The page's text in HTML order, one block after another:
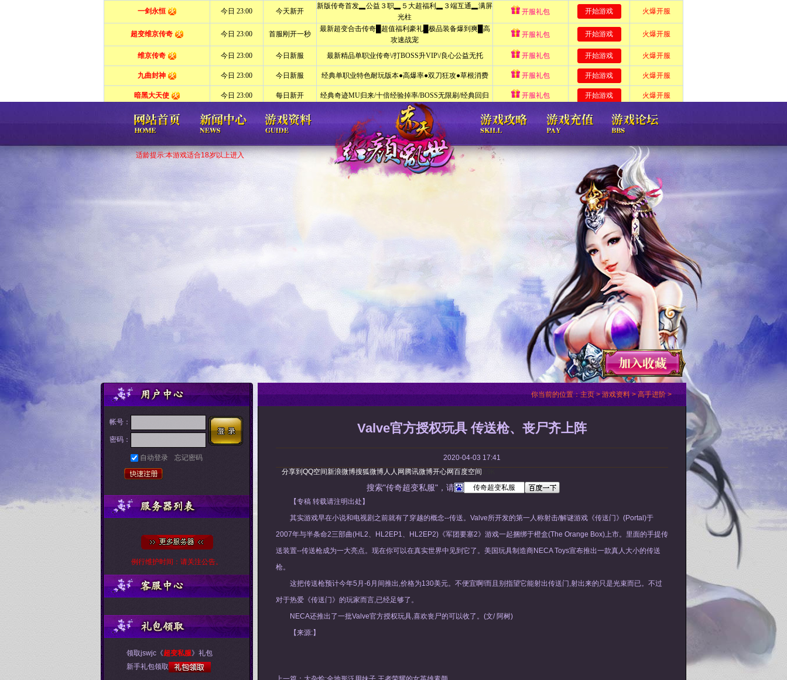
适龄提示:本游戏适合18岁以上进入
你当前的位置：主页>游戏资料>高手进阶>
Valve官方授权玩具 传送枪、丧尸齐上阵
2020-04-03 17:41
分享到 QQ空间新浪微博搜狐微博人人网 腾讯微博开心网百度空间
搜索"传奇超变私服"，请
【专稿 转载请注明出处】
其实游戏早在小说和电视剧之前就有了穿越的概念--传送。Valve所开发的第一人称射击/解谜游戏《传送门》(Portal)于
2007年与半条命2三部曲(HL2、HL2EP1、HL2EP2)《军团要塞2》游戏一起捆绑于橙盒(The Orange Box)上市。里面的手提传
送装置--传送枪成为一大亮点。现在你可以在真实世界中见到它了。美国玩具制造商NECA Toys宣布推出一款真人大小的传送
枪。
这把传送枪预计今年5月-6月间推出,价格为130美元。不便宜啊!而且别指望它能射出传送门,射出来的只是光束而已。不过
对于热爱《传送门》的玩家而言,已经足够了。
NECA还推出了一批Valve官方授权玩具,喜欢丧尸的可以收了。(文/ 阿树)
【来源:】
帐号：
密码：
自动登录 忘记密码
例行维护时间：请关注公告。
领取jswjc《超变私服》礼包
新手礼包领取